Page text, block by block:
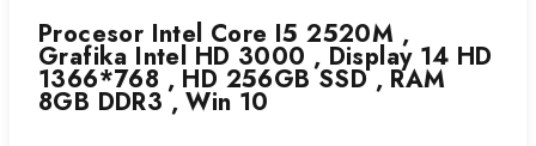
Procesor Intel Core I5 2520M ,
Grafika Intel HD 3000 , Display 14 HD
1366*768 , HD 256GB SSD , RAM
8GB DDR3 , Win 10